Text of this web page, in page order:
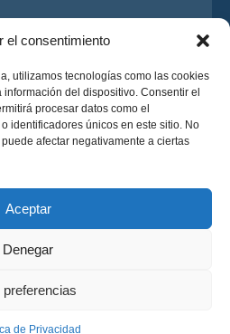
el consentimiento
utilizamos tecnologías como las cookies
del dispositivo. Consentir el
procesar datos como el
identificadores únicos en este sitio. No
afectar negativamente a ciertas
Aceptar
Denegar
preferencias
de Privacidad
Términos y Condiciones
un presupuesto
un presupuesto